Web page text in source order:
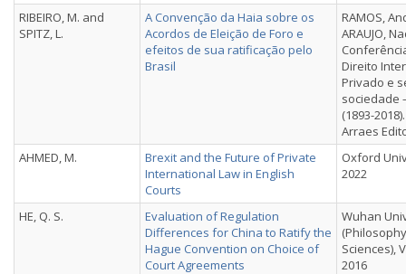
RIBEIRO, M. and
SPITZ, L.
A Convenção da Haia sobre os
Acordos de Eleição de Foro e
efeitos de sua ratificação pelo
Brasil
RAMOS,
ARAUJO,
Direito
Privado e
sociedade
(1893-
Arraes
AHMED, M.
Brexit and the Future of Private
International Law in English
Courts
Oxford
2022
HE, Q. S.
Evaluation of Regulation
Differences for China to Ratify the
Hague Convention on Choice of
Court Agreements
Wuhan
Sciences),
2016